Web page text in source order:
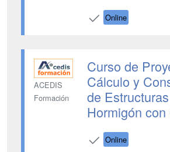
Online
ACEDIS
Formación
Curso de
Cálculo y
de
Hormigón
Online